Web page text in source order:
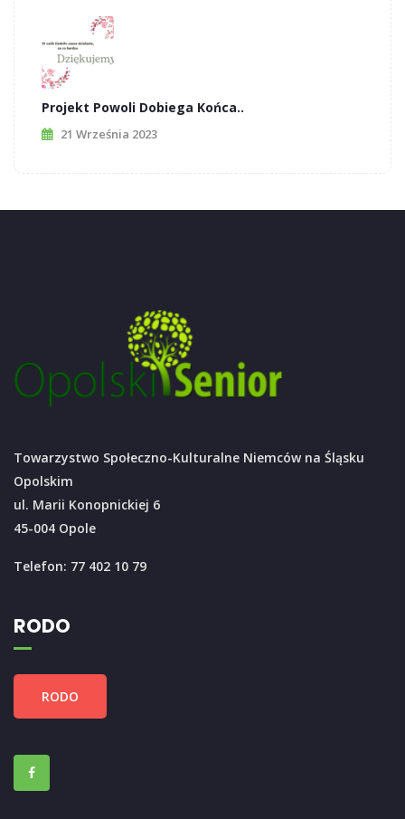
Projekt Powoli Dobiega Końca..
21 Września 2023
Towarzystwo Społeczno-Kulturalne Niemców na Śląsku
Opolskim
ul. Marii Konopnickiej 6
45-004 Opole
Telefon: 77 402 10 79
RODO
RODO